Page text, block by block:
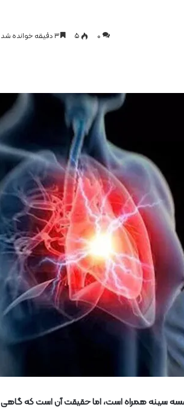
0 ۵
قفسه سینه همراه است، اما حقیقت آن است که گاهی